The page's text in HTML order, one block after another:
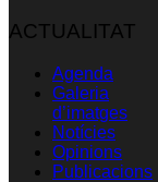
ACTUALITAT
Agenda
Galeria
d’imatges
Notícies
Opinions
Publicacions